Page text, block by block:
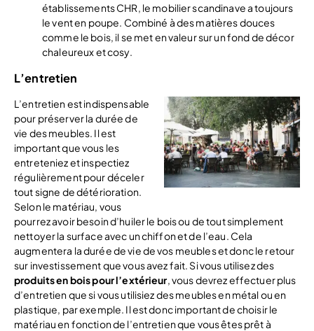
établissements CHR, le mobilier scandinave a toujours
le vent en poupe. Combiné à des matières douces
comme le bois, il se met en valeur sur un fond de décor
chaleureux et cosy.
L’entretien
L’entretien est indispensable
pour préserver la durée de
vie des meubles. Il est
important que vous les
entreteniez et inspectiez
régulièrement pour déceler
tout signe de détérioration.
Selon le matériau, vous
pourrez avoir besoin d’huiler le bois ou de tout simplement
nettoyer la surface avec un chiffon et de l’eau. Cela
augmentera la durée de vie de vos meubles et donc le retour
sur investissement que vous avez fait. Si vous utilisez des
produits en bois pour l’extérieur, vous devrez effectuer plus
d’entretien que si vous utilisiez des meubles en métal ou en
plastique, par exemple. Il est donc important de choisir le
matériau en fonction de l’entretien que vous êtes prêt à